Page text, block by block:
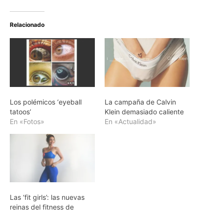
Relacionado
Los polémicos ‘eyeball
tatoos’
En «Fotos»
La campaña de Calvin
Klein demasiado caliente
En «Actualidad»
Las ‘fit girls’: las nuevas
reinas del fitness de